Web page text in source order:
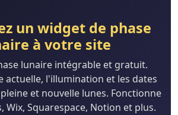
un widget de phase
à votre site
lunaire intégrable et gratuit.
actuelle, l'illumination et les dates
et nouvelle lunes. Fonctionne
Wix, Squarespace, Notion et plus.